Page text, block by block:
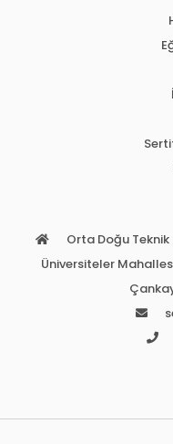
Orta Doğu
Üniversiteler